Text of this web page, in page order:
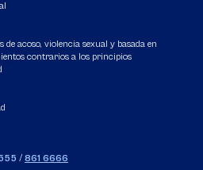
acoso, violencia sexual y basada en
contrarios a los principios
/ 861 6666